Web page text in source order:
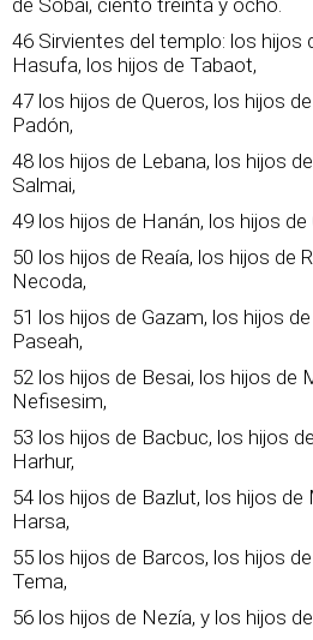
de Sobai, ciento treinta y ocho.
46 Sirvientes del templo: los hijos
Hasufa, los hijos de Tabaot,
47 los hijos de Queros, los hijos
Padón,
48 los hijos de Lebana, los hijos
Salmai,
49 los hijos de Hanán, los hijos de
50 los hijos de Reaía, los hijos de
Necoda,
51 los hijos de Gazam, los hijos
Paseah,
52 los hijos de Besai, los hijos de
Nefisesim,
53 los hijos de Bacbuc, los hijos
Harhur,
54 los hijos de Bazlut, los hijos de
Harsa,
55 los hijos de Barcos, los hijos
Tema,
56 los hijos de Nezía, y los hijos